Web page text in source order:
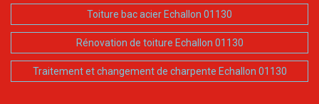
Toiture bac acier Echallon 01130
Rénovation de toiture Echallon 01130
Traitement et changement de charpente Echallon 01130